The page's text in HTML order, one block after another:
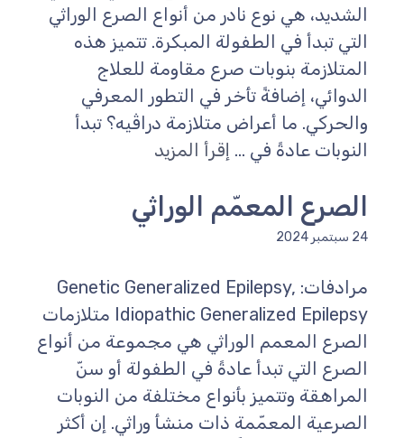
الشديد، هي نوع نادر من أنواع الصرع الوراثي
التي تبدأ في الطفولة المبكرة. تتميز هذه
المتلازمة بنوبات صرع مقاومة للعلاج
الدوائي، إضافةً تأخر في التطور المعرفي
والحركي. ما أعراض متلازمة دراڤيه؟ تبدأ
النوبات عادةً في ... إقرأ المزيد
الصرع المعمّم الوراثي
24 سبتمبر 2024
مرادفات: Genetic Generalized Epilepsy,
Idiopathic Generalized Epilepsy متلازمات
الصرع المعمم الوراثي هي مجموعة من أنواع
الصرع التي تبدأ عادةً في الطفولة أو سنّ
المراهقة وتتميز بأنواع مختلفة من النوبات
الصرعية المعمّمة ذات منشأ وراثي. إن أكثر